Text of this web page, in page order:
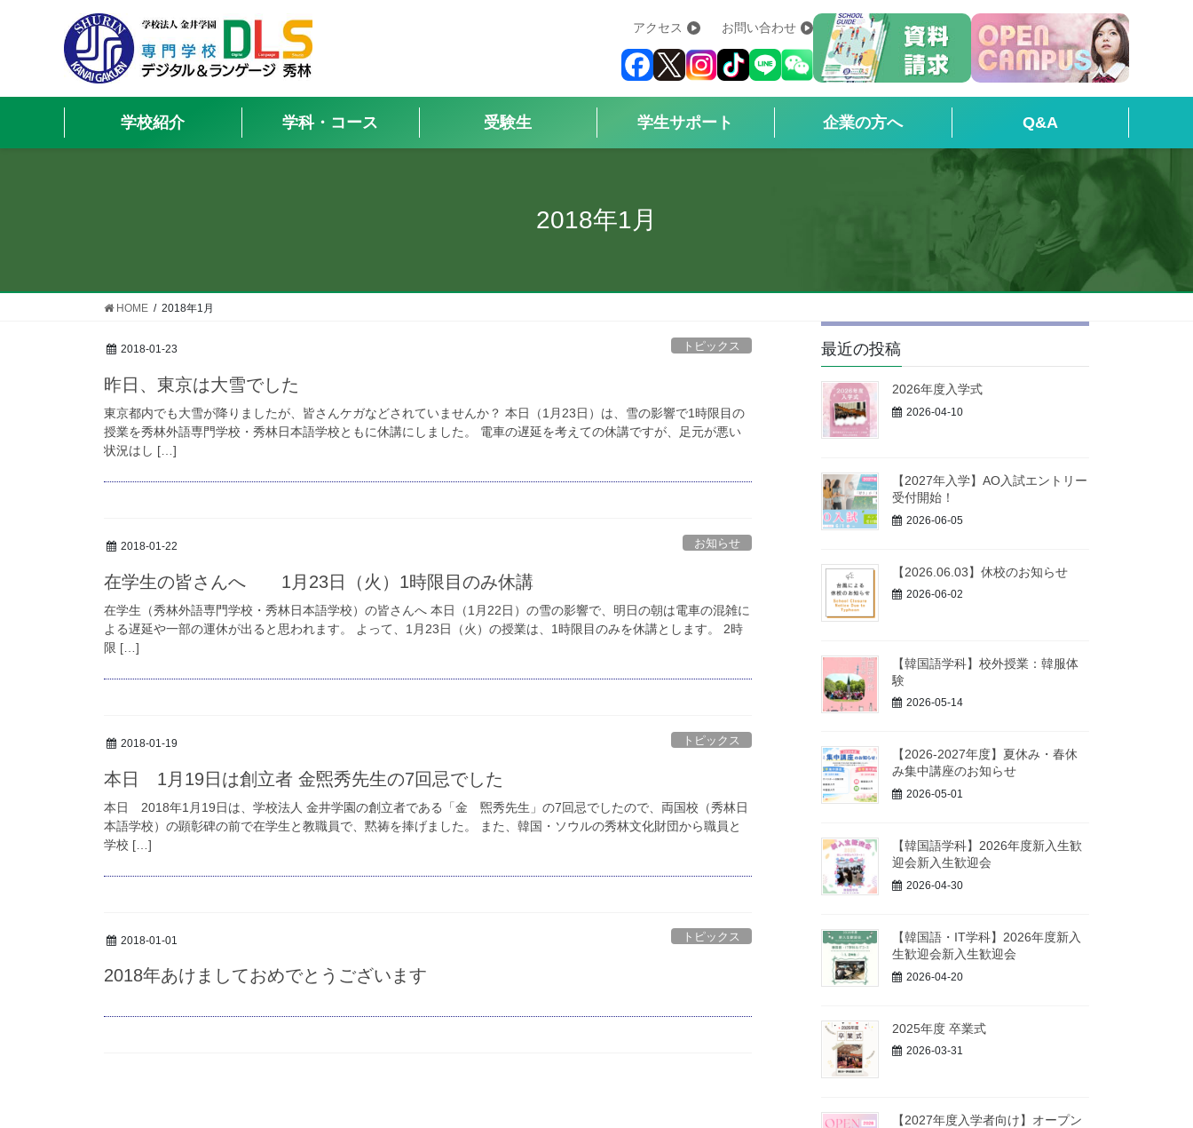
アクセス お問い合わせ
学校紹介 学科・コース 受験生 学生サポート 企業の方へ Q&A
学校紹介+
学科・コース+
受験生+
2018年1月
HOME 2018年1月
2018-01-23 トピックス
昨日、東京は大雪でした
東京都内でも大雪が降りましたが、皆さんケガなどされていませんか？ 本日（1月23日）は、雪の影響で1時限目の
授業を秀林外語専門学校・秀林日本語学校ともに休講にしました。 電車の遅延を考えての休講ですが、足元が悪い
状況はし […]
2018-01-22 お知らせ
在学生の皆さんへ 1月23日（火）1時限目のみ休講
在学生（秀林外語専門学校・秀林日本語学校）の皆さんへ 本日（1月22日）の雪の影響で、明日の朝は電車の混雑に
よる遅延や一部の運休が出ると思われます。 よって、1月23日（火）の授業は、1時限目のみを休講とします。 2時
限 […]
2018-01-19 トピックス
本日 1月19日は創立者 金煕秀先生の7回忌でした
本日 2018年1月19日は、学校法人 金井学園の創立者である「金 煕秀先生」の7回忌でしたので、両国校（秀林日
本語学校）の顕彰碑の前で在学生と教職員で、黙祷を捧げました。 また、韓国・ソウルの秀林文化財団から職員と
学校 […]
2018-01-01 トピックス
2018年あけましておめでとうございます
最近の投稿
2026年度入学式
2026-04-10
【2027年入学】AO入試エントリー
受付開始！
2026-06-05
【2026.06.03】休校のお知らせ
2026-06-02
【韓国語学科】校外授業：韓服体
験
2026-05-14
【2026-2027年度】夏休み・春休
み集中講座のお知らせ
2026-05-01
【韓国語学科】2026年度新入生歓
迎会新入生歓迎会
2026-04-30
【韓国語・IT学科】2026年度新入
生歓迎会新入生歓迎会
2026-04-20
2025年度 卒業式
2026-03-31
【2027年度入学者向け】オープン